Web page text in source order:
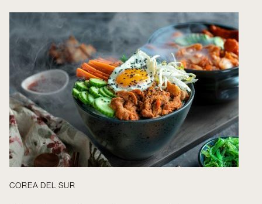
COREA DEL SUR